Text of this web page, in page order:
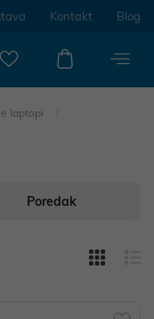
Kontakt Blog
laptopi
Poredak